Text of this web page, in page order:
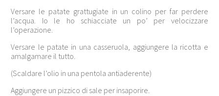
Versare le patate grattugiate in un colino per far perdere
l’acqua. Io le ho schiacciate un po’ per velocizzare
l’operazione.
Versare le patate in una casseruola, aggiungere la ricotta e
amalgamare il tutto.
(Scaldare l’olio in una pentola antiaderente)
Aggiungere un pizzico di sale per insaporire.